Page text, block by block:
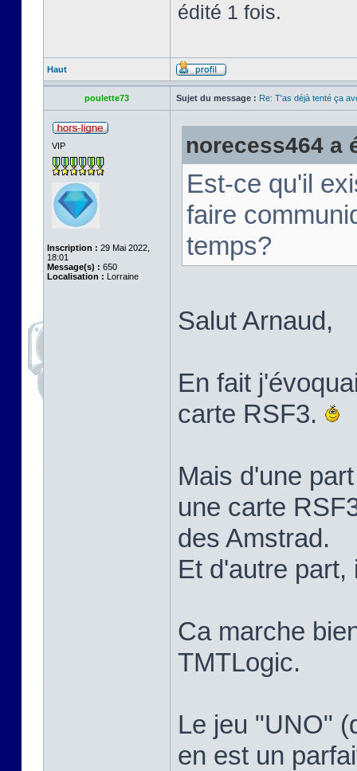
édité 1 fois.
Haut
poulette73 Sujet du message : Re: T'as déjà tenté ça
VIP
Inscription : 29 Mai 2022,
18:01
Message(s) : 650
Localisation : Lorraine
norecess464 a
Est-ce qu'il
faire
temps?
Salut Arnaud,
En fait
carte RSF3.
Mais d'une
une carte
des Amstrad.
Et d'autre
Ca marche
TMTLogic.
Le jeu "UNO"
en est un